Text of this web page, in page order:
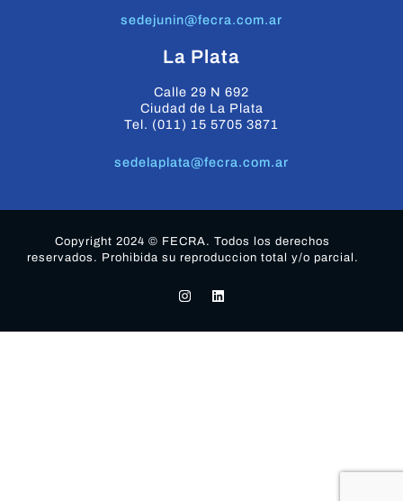
sedejunin@fecra.com.ar
La Plata
Calle 29 N 692
Ciudad de La Plata
Tel. (011) 15 5705 3871
sedelaplata@fecra.com.ar
Copyright 2024 © FECRA. Todos los derechos
reservados. Prohibida su reproduccion total y/o parcial.